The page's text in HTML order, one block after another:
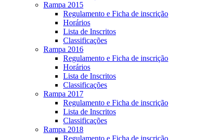
Rampa 2015
Regulamento e Ficha de inscrição
Horários
Lista de Inscritos
Classificações
Rampa 2016
Regulamento e Ficha de inscrição
Horários
Lista de Inscritos
Classificações
Rampa 2017
Regulamento e Ficha de inscrição
Lista de Inscritos
Classificações
Rampa 2018
Regulamento e Ficha de inscrição